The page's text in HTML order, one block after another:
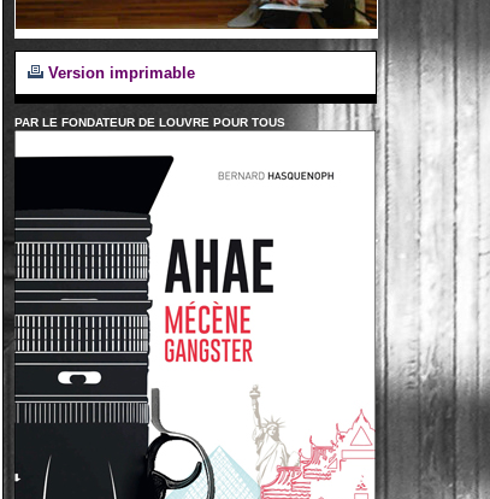
Version imprimable
PAR LE FONDATEUR DE LOUVRE POUR TOUS